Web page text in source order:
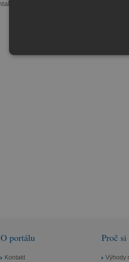
vaši prodejci letenek nebo
O portálu
Kontakt
Proč
Výhody